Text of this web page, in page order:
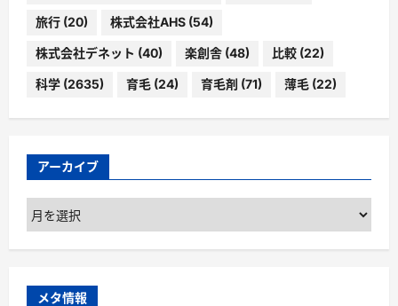
旅行 (20) 株式会社AHS (54)
株式会社デネット (40) 楽創舎 (48) 比較 (22)
科学 (2635) 育毛 (24) 育毛剤 (71) 薄毛 (22)
アーカイブ
ア
ー
カ
ブ
メタ情報